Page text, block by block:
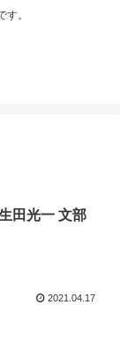
。
田光一 文部
2021.04.17